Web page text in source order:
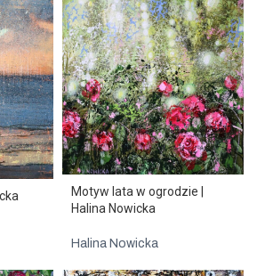
Motyw lata w ogrodzie |
Halina Nowicka
Halina Nowicka